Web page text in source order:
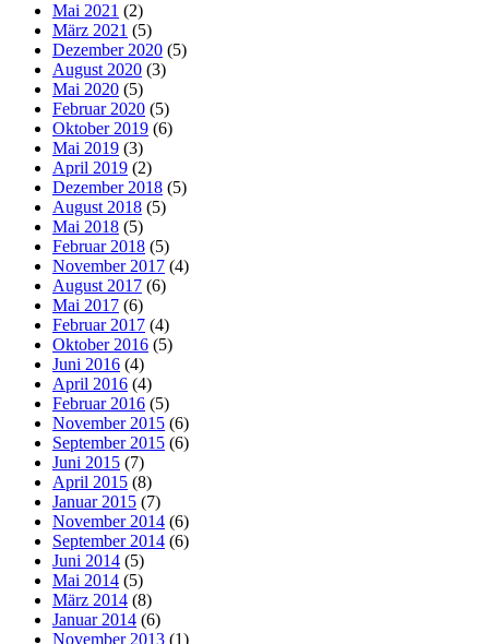
Mai 2021 (2)
März 2021 (5)
Dezember 2020 (5)
August 2020 (3)
Mai 2020 (5)
Februar 2020 (5)
Oktober 2019 (6)
Mai 2019 (3)
April 2019 (2)
Dezember 2018 (5)
August 2018 (5)
Mai 2018 (5)
Februar 2018 (5)
November 2017 (4)
August 2017 (6)
Mai 2017 (6)
Februar 2017 (4)
Oktober 2016 (5)
Juni 2016 (4)
April 2016 (4)
Februar 2016 (5)
November 2015 (6)
September 2015 (6)
Juni 2015 (7)
April 2015 (8)
Januar 2015 (7)
November 2014 (6)
September 2014 (6)
Juni 2014 (5)
Mai 2014 (5)
März 2014 (8)
Januar 2014 (6)
November 2013 (1)